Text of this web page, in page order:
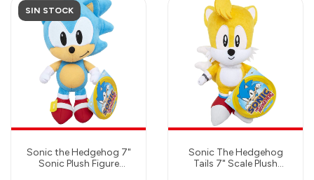
SIN STOCK
Sonic the Hedgehog 7"
Sonic Plush Figure
Sonic The Hedgehog
Tails 7" Scale Plush